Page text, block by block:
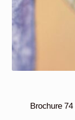
Brochure